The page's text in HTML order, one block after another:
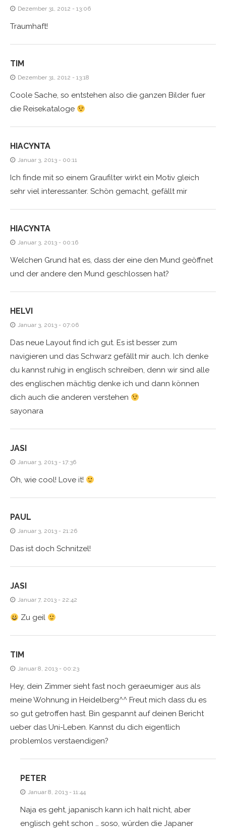
Dezember 31, 2012 - 13:06
Traumhaft!
TIM
Dezember 31, 2012 - 13:18
Coole Sache, so entstehen also die ganzen Bilder fuer
die Reisekataloge
HIACYNTA
Januar 3, 2013 - 00:11
Ich finde mit so einem Graufilter wirkt ein Motiv gleich
sehr viel interessanter. Schön gemacht, gefällt mir
HIACYNTA
Januar 3, 2013 - 00:16
Welchen Grund hat es, dass der eine den Mund geöffnet
und der andere den Mund geschlossen hat?
HELVI
Januar 3, 2013 - 07:06
Das neue Layout find ich gut. Es ist besser zum
navigieren und das Schwarz gefällt mir auch. Ich denke
du kannst ruhig in englisch schreiben, denn wir sind alle
des englischen mächtig denke ich und dann können
dich auch die anderen verstehen
sayonara
JASI
Januar 3, 2013 - 17:36
Oh, wie cool! Love it!
PAUL
Januar 3, 2013 - 21:26
Das ist doch Schnitzel!
JASI
Januar 7, 2013 - 22:42
Zu geil
TIM
Januar 8, 2013 - 00:23
Hey, dein Zimmer sieht fast noch geraeumiger aus als
meine Wohnung in Heidelberg^^ Freut mich dass du es
so gut getroffen hast. Bin gespannt auf deinen Bericht
ueber das Uni-Leben. Kannst du dich eigentlich
problemlos verstaendigen?
PETER
Januar 8, 2013 - 11:44
Naja es geht, japanisch kann ich halt nicht, aber
englisch geht schon … soso, würden die Japaner